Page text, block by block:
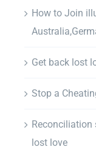
How to Join
Get back lost
Stop a
Reconciliation
lost love